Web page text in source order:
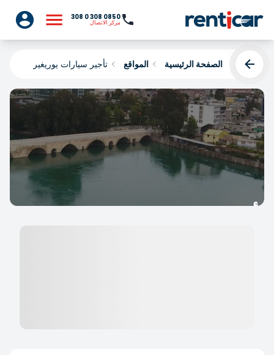
0850 308 0 308
مركز الاتصال
الصفحة الرئيسية المواقع تأجير سيارات يوريغير
تأجير سيارات يوريغير